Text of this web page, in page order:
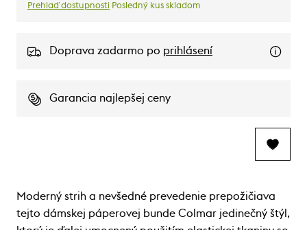
Prehlaď dostupnosti Posledný kus skladom
Doprava zadarmo po prihlásení
Garancia najlepšej ceny
Moderný strih a nevšedné prevedenie prepožičiava
tejto dámskej páperovej bunde Colmar jedinečný štýl,